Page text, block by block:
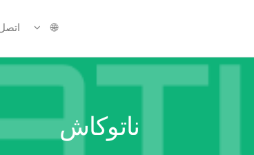
🌐
ناتوكاش